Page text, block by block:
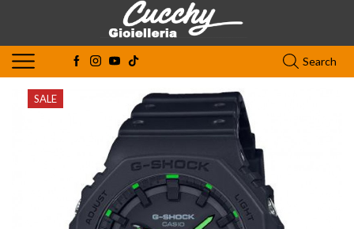
Search
SALE